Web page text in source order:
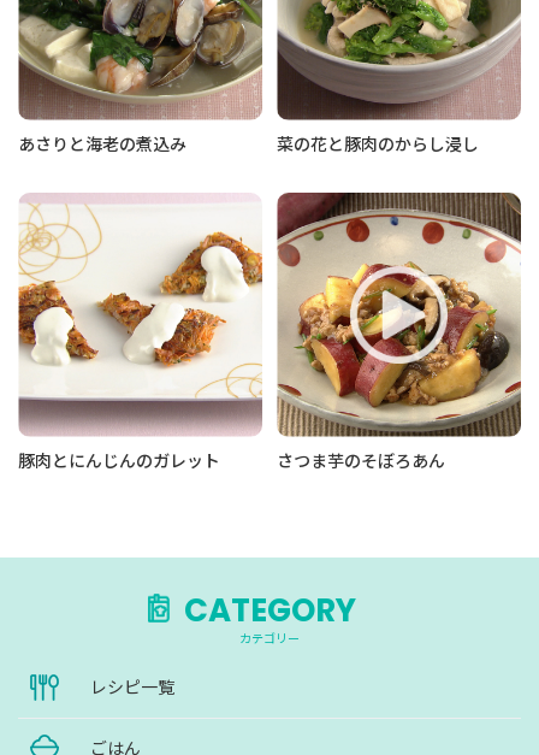
あさりと海老の煮込み 菜の花と豚肉のからし浸し
豚肉とにんじんのガレット さつま芋のそぼろあん
CATEGORY
カテゴリー
レシピ一覧
ごはん